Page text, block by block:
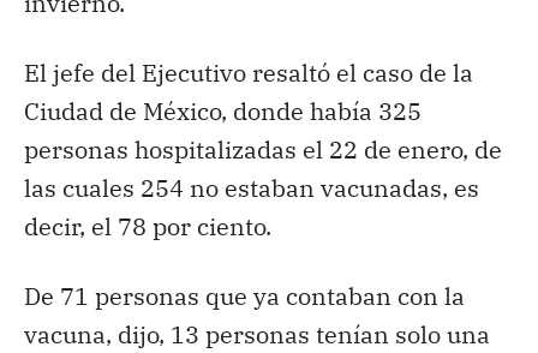
El jefe del Ejecutivo resaltó el caso de la
Ciudad de México, donde había 325
personas hospitalizadas el 22 de enero, de
las cuales 254 no estaban vacunadas, es
decir, el 78 por ciento.
De 71 personas que ya contaban con la
vacuna, dijo, 13 personas tenían solo una